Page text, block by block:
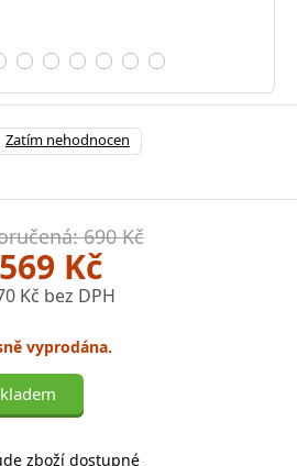
Zatím nehodnocen
690 Kč
569 Kč
Kč bez DPH
vyprodána.
zboží dostupné